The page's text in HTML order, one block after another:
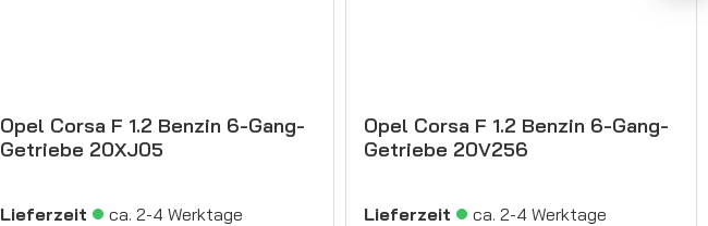
Opel Corsa F 1.2 Benzin 6-Gang-
Getriebe 20XJ05
Lieferzeit ca. 2-4 Werktage
Opel Corsa F 1.2 Benzin 6-Gang-
Getriebe 20V256
Lieferzeit ca. 2-4 Werktage